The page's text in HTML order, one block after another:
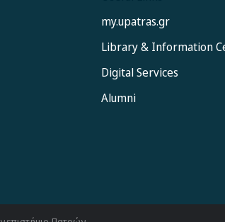
my.upatras.gr
Library & Information
Digital Services
Alumni